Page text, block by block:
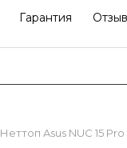
Гарантия
Неттоп Asus NUC 15